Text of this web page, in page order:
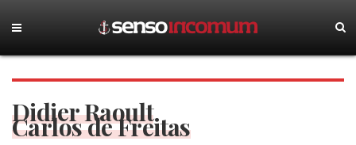
Didier Raoult
Carlos de Freitas